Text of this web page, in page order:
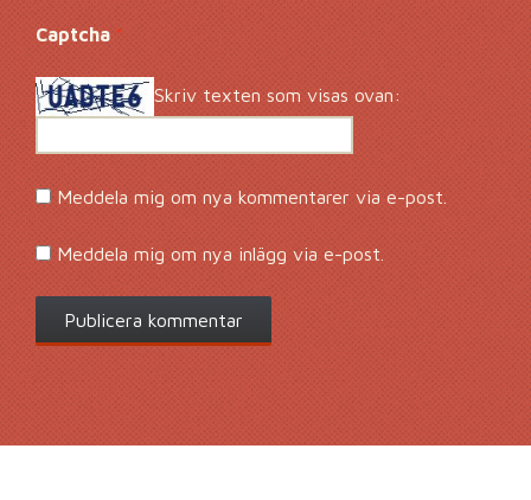
Captcha*
Skriv texten som visas ovan:
Meddela mig om nya kommentarer via e-post.
Meddela mig om nya inlägg via e-post.